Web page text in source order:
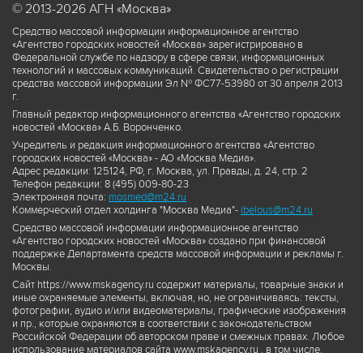
© 2013-2026 АГН «Москва»
Средство массовой информации информационное агентство
«Агентство городских новостей «Москва» зарегистрировано в
Федеральной службе по надзору в сфере связи, информационных
технологий и массовых коммуникаций. Свидетельство о регистрации
средства массовой информации Эл № ФС77-53980 от 30 апреля 2013
г.
Главный редактор информационного агентства «Агентство городских
новостей «Москва» А.Б. Воронченко.
Учредитель и редакция информационного агентства «Агентство
городских новостей «Москва» - АО «Москва Медиа».
Адрес редакции: 125124, РФ, г. Москва, ул. Правды, д. 24, стр. 2
Телефон редакции: 8 (495) 009-80-23
Электронная почта: mosmed@m24.ru
Коммерческий отдел холдинга "Москва Медиа"- ibelous@m24.ru
Средство массовой информации информационное агентство
«Агентство городских новостей «Москва» создано при финансовой
поддержке Департамента средств массовой информации и рекламы г.
Москвы.
Сайт https://www.mskagency.ru содержит материалы, товарные знаки и
иные охраняемые элементы, включая, но, не ограничиваясь: тексты,
фотографии, аудио и/или видеоматериалы, графические изображения
и пр., которые охраняются в соответствии с законодательством
Российской Федерации об авторском праве и смежных правах. Любое
использование материалов сайта www.mskagency.ru , в том числе,